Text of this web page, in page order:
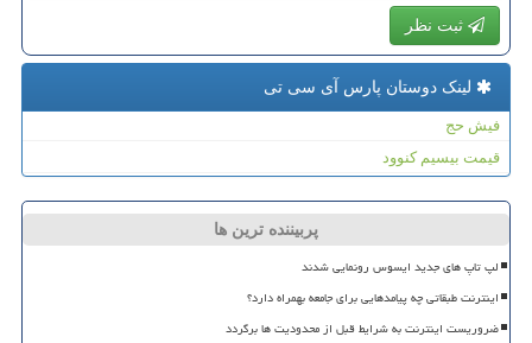
ثبت نظر
لینک دوستان پارس آی سی تی
فیش حج
قیمت بیسیم کنوود
پربیننده ترین ها
لپ تاپ های جدید ایسوس رونمایی شدند
اینترنت طبقاتی چه پیامدهایی برای جامعه بهمراه دارد؟
ضروریست اینترنت به شرایط قبل از محدودیت ها برگردد